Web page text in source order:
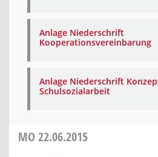
Anlage Niederschrift
Kooperationsvereinbarung
Anlage Niederschrift
Schulsozialarbeit
MO 22.06.2015